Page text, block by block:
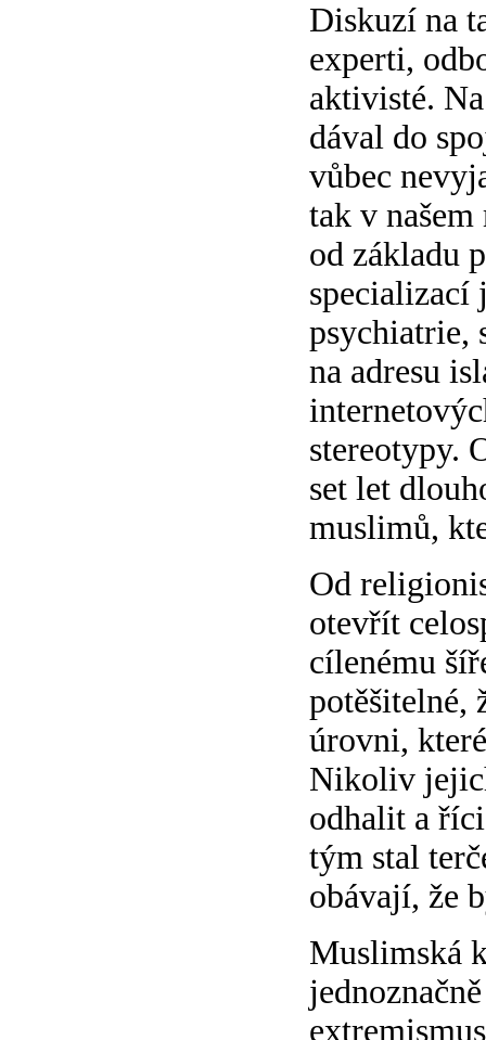
Diskuzí na
experti,
aktivisté.
dával do
vůbec
tak v
od základu
specializací
psychiatrie,
na adresu
stereotypy.
set let
muslimů,
Od
otevřít
cílenému
potěšitelné,
úrovni,
Nikoliv
odhalit a
tým stal
obávají, že
Muslimská